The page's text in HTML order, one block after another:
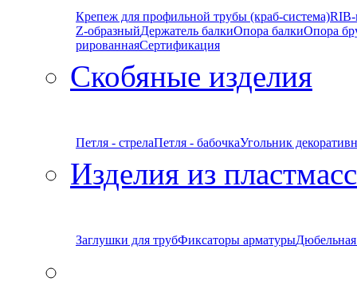
Крепеж для профильной трубы (краб-система)
Z-образныйДержатель балкиОпора балкиОпора
рированнаяСертификация
Скобяные изделия
Петля - стрелаПетля - бабочкаУгольник
Изделия из
Заглушки для трубФиксаторы арматуры